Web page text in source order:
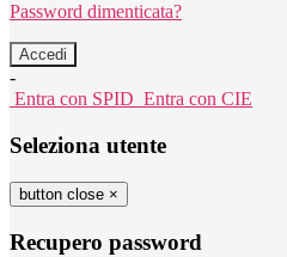
Password dimenticata?
-
Entra con SPID Entra con CIE
Seleziona utente
button close ×
Recupero password